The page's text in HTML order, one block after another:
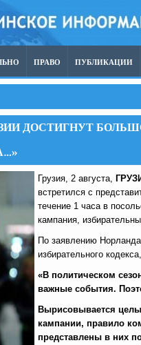
ПРАВО ПУБЛИКАЦИИ
ДОСТИГНУТ
Грузия, 2 августа,
встретился с
течение 1 часа в
кампания,
По заявлению
избирательного
«В политическом
важные события.
Вырисовывается
кампании, правило
представлены в них